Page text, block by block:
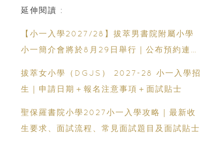
延伸閱讀 :
【小一入學2027/28】拔萃男書院附屬小學
小一簡介會將於8月29日舉行｜公布預約連結
拔萃女小學（DGJS） 2027-28 小一入學招
生｜申請日期＋報名注意事項＋面試貼士
聖保羅書院小學2027小一入學攻略｜最新收
生要求、面試流程、常見面試題目及面試貼士